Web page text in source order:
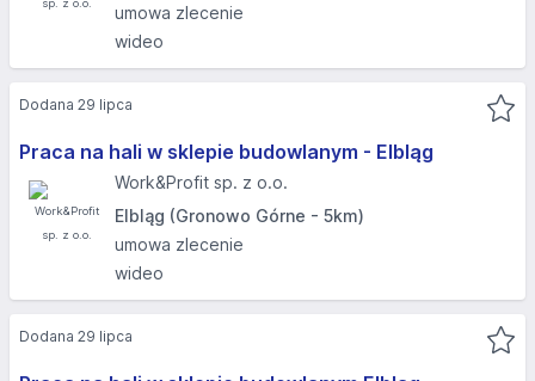
umowa zlecenie
wideo
Praca na hali w sklepie budowlanym - Elbląg​
Work&Profit sp. z o.o.
Elbląg (Gronowo Górne - 5km)
umowa zlecenie
wideo
Dodana 29 lipca
Dodana 29 lipca